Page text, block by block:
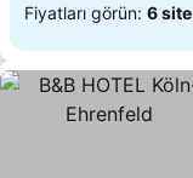
Fiyatları görün: 6 site